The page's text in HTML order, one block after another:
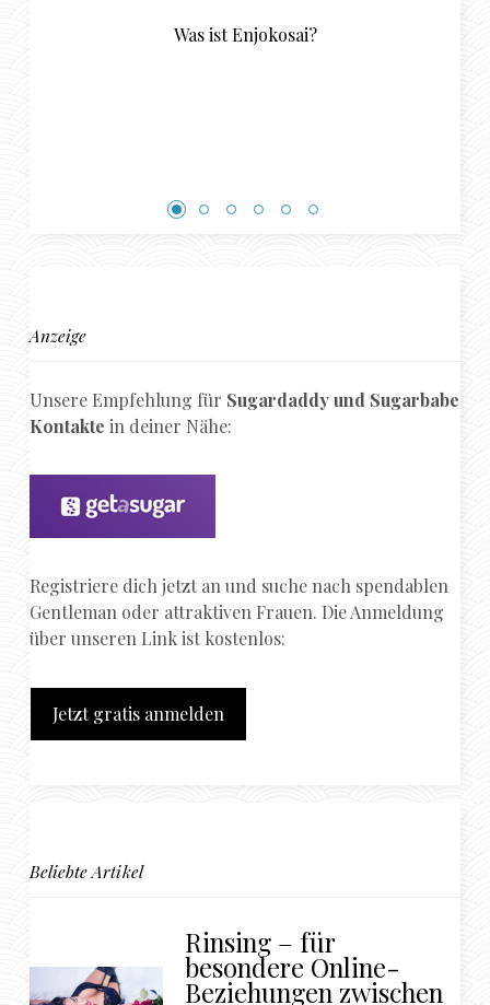
Anzeige
Unsere Empfehlung für Sugardaddy und Sugarbabe
Kontakte in deiner Nähe:
Registriere dich jetzt an und suche nach spendablen
Gentleman oder attraktiven Frauen. Die Anmeldung
über unseren Link ist kostenlos:
Jetzt gratis anmelden
Beliebte Artikel
Rinsing – für
besondere Online-
Beziehungen zwischen